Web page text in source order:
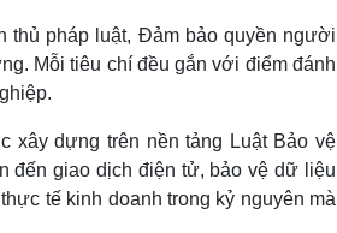
thủ pháp luật, Đảm bảo quyền người
Mỗi tiêu chí đều gắn với điểm đánh
xây dựng trên nền tảng Luật Bảo vệ
đến giao dịch điện tử, bảo vệ dữ liệu
tế kinh doanh trong kỷ nguyên mà